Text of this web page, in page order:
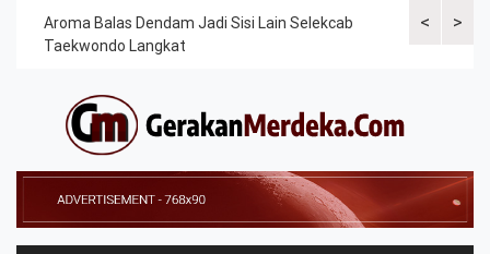
<
Aroma Balas Dendam Jadi Sisi Lain Selekcab
Taekwondo Langkat
>